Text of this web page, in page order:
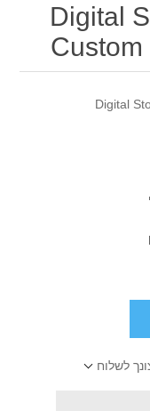
Digital
Digital
לשלוח